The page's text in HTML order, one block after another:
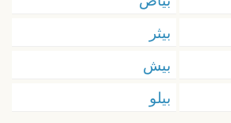
بيثر
بيش
بيلو